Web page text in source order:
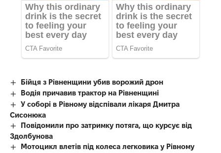
Бійця з Рівненщини убив ворожий дрон
Водія причавив трактор на Рівненщині
У соборі в Рівному відспівали лікаря Дмитра
Сисонюка
Повідомили про затримку потяга, що курсує від
Здолбунова
Мотоцикл влетів під колеса легковика у Рівному